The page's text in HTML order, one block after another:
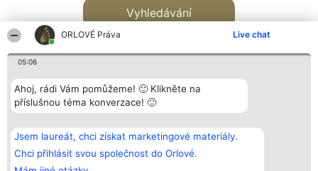
ORLOVÉ Práva Live chat
05:06
Ahoj, rádi Vám pomůžeme! 🙂 Klikněte na
příslušnou téma konverzace! 🙂
Jsem laureát, chci získat marketingové materiály.
Chci přihlásit svou společnost do Orlové.
Vyhledávání
Bright Side Solutions sp. z o.
o. sp. k.
ul. Ruska 22
Wrocław 50-079
Vítězové
Seznam všech
laureátů
Zásady
Kontakt